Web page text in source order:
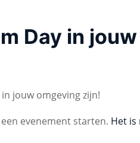
Day in jouw
jouw omgeving zijn!
evenement starten. Het is